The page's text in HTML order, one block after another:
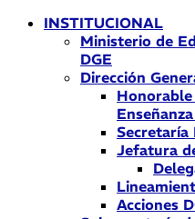
INSTITUCIONAL
Ministerio de
DGE
Dirección
Secretaría
Jefatura
Acciones